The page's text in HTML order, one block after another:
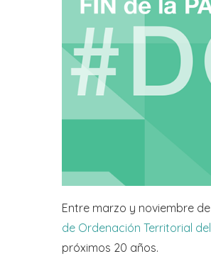
Entre marzo y noviembre
de Ordenación Territorial
próximos 20 años.